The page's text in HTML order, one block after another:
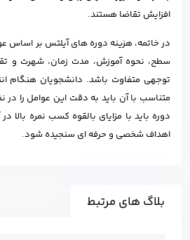
افزایش تقاضا هستند.
در خاتمه، هزینه دوره های آیلتس بر اساس
سطح، نحوه آموزش، مدت زمان، شهرت و
توجهی متفاوت باشد. دانشجویان هنگام
متناسب با آن باید به دقت این عوامل را در
دوره باید با مزایای بالقوه کسب نمره بالا
اهداف شخصی و حرفه ای سنجیده شود.
بلاگ های مرتبط